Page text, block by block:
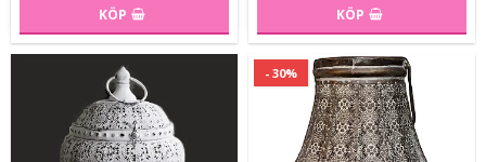
KÖP KÖP
- 30%